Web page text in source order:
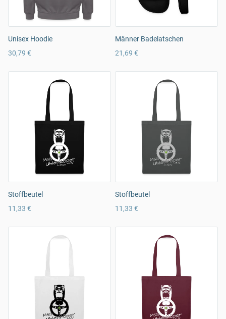
Unisex Hoodie
30,79 €
Männer Badelatschen
21,69 €
Stoffbeutel
11,33 €
Stoffbeutel
11,33 €